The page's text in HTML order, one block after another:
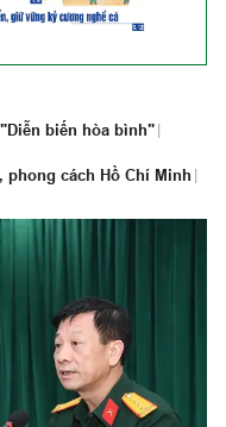
biến hòa bình"|
cách Hồ Chí Minh |